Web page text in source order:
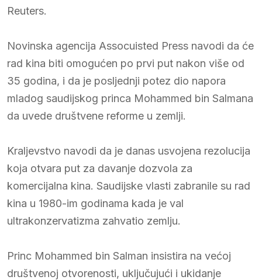
Reuters.
Novinska agencija Assocuisted Press navodi da će
rad kina biti omogućen po prvi put nakon više od
35 godina, i da je posljednji potez dio napora
mladog saudijskog princa Mohammed bin Salmana
da uvede društvene reforme u zemlji.
Kraljevstvo navodi da je danas usvojena rezolucija
koja otvara put za davanje dozvola za
komercijalna kina. Saudijske vlasti zabranile su rad
kina u 1980-im godinama kada je val
ultrakonzervatizma zahvatio zemlju.
Princ Mohammed bin Salman insistira na većoj
društvenoj otvorenosti, uključujući i ukidanje